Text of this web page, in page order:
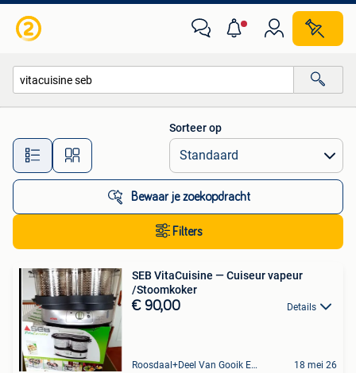
Alle afstanden…
Sorteer op
Bewaar je zoekopdracht
Filters
SEB VitaCuisine — Cuiseur vapeur
/Stoomkoker
€ 90,00 Details
Roosdaal+Deel Van Gooik En Sint-Kwintens-Lennik 18 mei 26